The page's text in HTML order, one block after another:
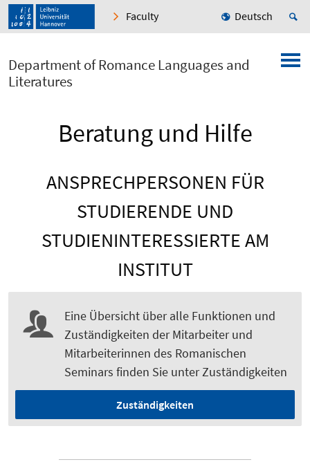
Faculty Deutsch
Department of Romance Languages and
Literatures
Beratung und Hilfe
ANSPRECHPERSONEN FÜR
STUDIERENDE UND
STUDIENINTERESSIERTE AM
INSTITUT
Eine Übersicht über alle Funktionen und
Zuständigkeiten der Mitarbeiter und
Mitarbeiterinnen des Romanischen
Seminars finden Sie unter Zuständigkeiten
Zuständigkeiten